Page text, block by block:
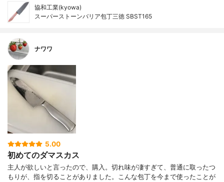
協和工業(kyowa)
スーパーストーンバリア包丁三徳 SBST165
ナワワ
5.00
初めてのダマスカス
主人が欲しいと言ったので、購入。切れ味が凄すぎて、普通に取ったつ
もりが、指を切ることがありました。こんな包丁を今まで使ったことが